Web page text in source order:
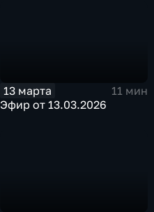
13 марта
11 мин
Эфир от 13.03.2026